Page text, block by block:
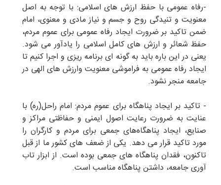
-رفاه عمومی با حفظ ارزش های اسلامی: با توجه به اصل
معنویت و تنیدگی روح و جسم و نیاز مادی و معنوی، امام
ضمن تاکید بر ضرورت ایجاد رفاه عمومی برای عموم مردم،
حفظ شعائر و ارزش های کامل اسلامی را یادآور می شود.
یعنی در این باره باید به گونه ای برنامه ریزی و اجرا کنیم تا
ایجاد رفاه عمومی به فراموشی معنویت وارزش های الهی در
جامعه منجر نشود.
- تاکید بر ایجاد پناهگاه برای عموم مردم: امام راحل(ره) با
عنایت به ضرورت رعایت اصول ایمنی و حفاظتی مراکز و
صنایع، ایجاد پناهگاه‌های جمعی برای مردم و کارگران را
مورد تاکید قرار می دهد. یکی از ضعف های کشور ما از قبل
تاکنون، فقدان پناهگاه های جمعی بوده است. از ابزار تاب
آوری جامعه، داشتن پناهگاه مناسب است.